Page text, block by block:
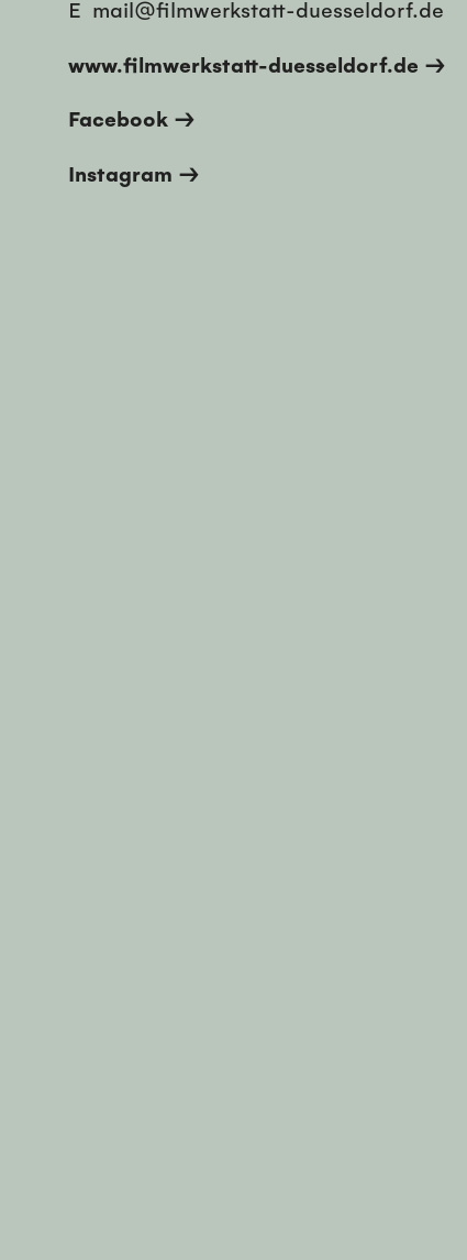
E mail@filmwerkstatt-duesseldorf.de
www.filmwerkstatt-duesseldorf.de →
Facebook →
Instagram →